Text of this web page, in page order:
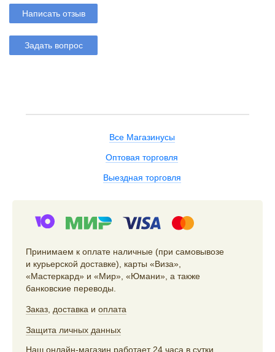
Написать отзыв
Задать вопрос
Все Магазинусы
Оптовая торговля
Выездная торговля
Принимаем к оплате наличные (при самовывозе
и курьерской доставке), карты «Виза»,
«Мастеркард» и «Мир», «Юмани», а также
банковские переводы.
Заказ доставка и оплата
Защита личных данных
Наш онлайн-магазин работает 24 часа в сутки,